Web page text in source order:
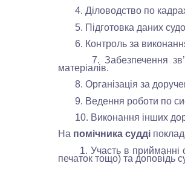
4. Діловодство по кадрах,
5. Підготовка даних
6. Контроль за
7. Забезпечення
матеріалів.
8. Організація за
9. Ведення роботи по
10. Виконання інших
На помічника судді
1. Участь в прийманні
печаток тощо) та доповідь